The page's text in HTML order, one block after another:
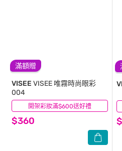
滿額贈
開架彩妝滿$600送好禮
VISEE VISEE 唯霧時尚眼彩
004
$360
(0)